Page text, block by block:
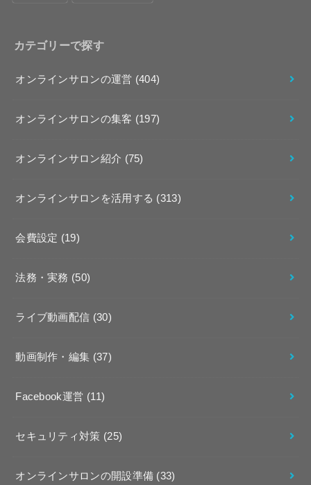
カテゴリーで探す
オンラインサロンの運営 (404)
オンラインサロンの集客 (197)
オンラインサロン紹介 (75)
オンラインサロンを活用する (313)
会費設定 (19)
法務・実務 (50)
ライブ動画配信 (30)
動画制作・編集 (37)
Facebook運営 (11)
セキュリティ対策 (25)
オンラインサロンの開設準備 (33)